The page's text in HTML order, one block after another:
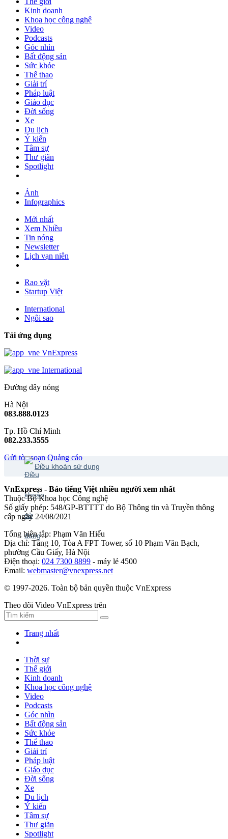
Kinh doanh
Khoa học công nghệ
Video
Podcasts
Góc nhìn
Bất động sản
Sức khỏe
Thể thao
Giải trí
Pháp luật
Giáo dục
Đời sống
Xe
Du lịch
Ý kiến
Tâm sự
Thư giãn
Spotlight
Ảnh
Infographics
Mới nhất
Xem Nhiều
Tin nóng
Newsletter
Lịch vạn niên
Rao vặt
Startup Việt
International
Ngôi sao
Tải ứng dụng
VnExpress
International
Đường dây nóng
Hà Nội
083.888.0123
Tp. Hồ Chí Minh
082.233.3555
Gửi tòa soạn Quảng cáo
Điều khoản sử dụng
VnExpress - Báo tiếng Việt nhiều người xem nhất
Thuộc Bộ Khoa học Công nghệ
Số giấy phép: 548/GP-BTTTT do Bộ Thông tin và Truyền thông
cấp ngày 24/08/2021
Tổng biên tập: Phạm Văn Hiếu
Địa chỉ: Tầng 10, Tòa A FPT Tower, số 10 Phạm Văn Bạch,
phường Cầu Giấy, Hà Nội
Điện thoại: 024 7300 8899 - máy lẻ 4500
Email: webmaster@vnexpress.net
© 1997-2026. Toàn bộ bản quyền thuộc VnExpress
Theo dõi Video VnExpress trên
Trang nhất
Thời sự
Thế giới
Kinh doanh
Khoa học công nghệ
Video
Podcasts
Góc nhìn
Bất động sản
Sức khỏe
Thể thao
Giải trí
Pháp luật
Giáo dục
Đời sống
Xe
Du lịch
Ý kiến
Tâm sự
Thư giãn
Spotlight